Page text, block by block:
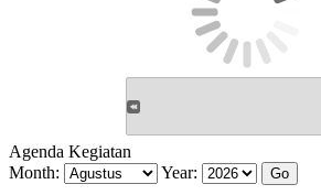
Agenda Kegiatan
Month:
Year: